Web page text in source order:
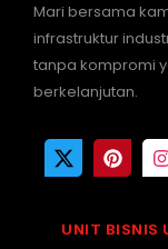
Mari bersama
infrastruktur
tanpa kompromi
berkelanjutan.
UNIT BISNIS